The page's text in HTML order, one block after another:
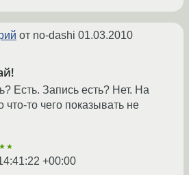
от no-dashi 01.03.2010
Есть. Запись есть? Нет. На
что-то чего показывать не
+00:00